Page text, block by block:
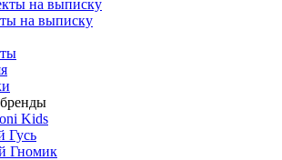
на выписку
на выписку
Kids
Гусь
Гномик